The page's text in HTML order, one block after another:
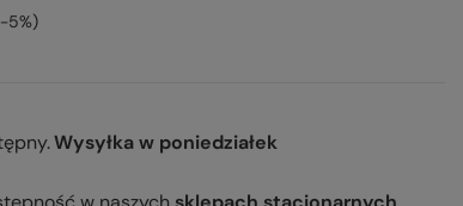
5%)
Wysyłkaw poniedziałek